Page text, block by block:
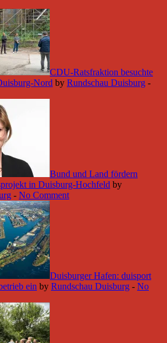
CDU-Ratsfraktion besuchte
Nord by Rundschau Duisburg -
Bund und Land fördern
in Duisburg-Hochfeld by
- No Comment
Duisburger Hafen: duisport
ein by Rundschau Duisburg - No